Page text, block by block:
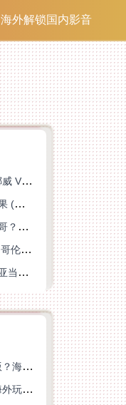
海外解锁国内影音
别慌！在国外看世界杯中文直播挪威 VS 英格兰仅限中国大陆？这篇指南帮你搞定
在海外看世界杯直播英格兰 vs 刚果 (金)当前地区不可播放？这篇指南帮你突破所有限制
在国外如何看世界杯巴西 vs 摩洛哥？海外党专属体育观赛指南来了
在国外看世界杯中文直播瑞士 VS 哥伦比亚当前地区不可播放？这篇指南帮你搞定
在国外看世界杯巴拿马 vs 克罗地亚当前地区不可播放？这篇指南帮你轻松解决海外体育直播难题
巴西怎么玩边锋四人斗地主精简版？海外游戏党的加速器终极选择
巴西怎么玩新笑傲江湖不卡顿？海外玩家国服游戏加速终极指南（附猫和老鼠一梦江湖实测）